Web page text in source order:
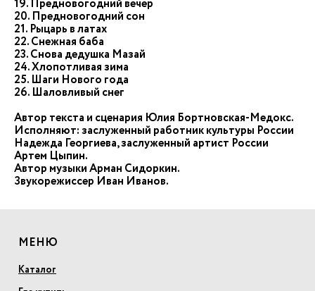
19. Предновогодний вечер
20. Предновогодний сон
21. Рыцарь в латах
22. Снежная баба
23. Снова дедушка Мазай
24. Хлопотливая зима
25. Шаги Нового года
26. Шаловливый снег
Автор текста и сценария Юлия Бортновская-Медокс.
Исполняют: заслуженный работник культуры России
Надежда Георгиева, заслуженный артист России
Артем Цыпин.
Автор музыки Арман Сидоркин.
Звукорежиссер Иван Иванов.
МЕНЮ
Каталог